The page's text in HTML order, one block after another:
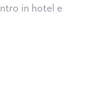
in hotel e